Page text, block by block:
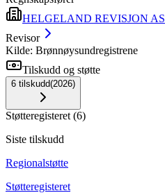
HELGELAND REVISJON AS
Revisor
Kilde: Brønnøysundregistrene
Tilskudd og støtte
6 tilskudd(2026)
Støtteregisteret (6)
Siste tilskudd
Regionalstøtte
Støtteregisteret